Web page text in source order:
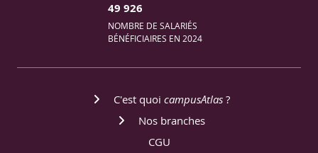
49 926
NOMBRE DE SALARIÉS
BÉNÉFICIAIRES EN 2024
C'est quoi campusAtlas ?
Nos branches
CGU